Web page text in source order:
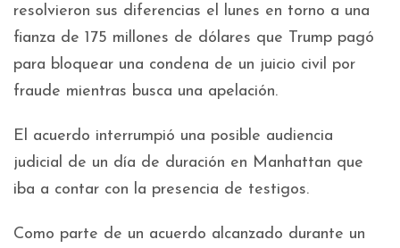
resolvieron sus diferencias el lunes en torno a una
fianza de 175 millones de dólares que Trump pagó
para bloquear una condena de un juicio civil por
fraude mientras busca una apelación.
El acuerdo interrumpió una posible audiencia
judicial de un día de duración en Manhattan que
iba a contar con la presencia de testigos.
Como parte de un acuerdo alcanzado durante un